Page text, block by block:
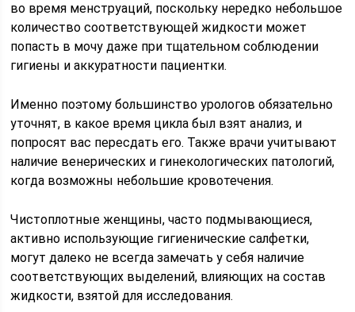
во время менструаций, поскольку нередко небольшое
количество соответствующей жидкости может
попасть в мочу даже при тщательном соблюдении
гигиены и аккуратности пациентки.
Именно поэтому большинство урологов обязательно
уточнят, в какое время цикла был взят анализ, и
попросят вас пересдать его. Также врачи учитывают
наличие венерических и гинекологических патологий,
когда возможны небольшие кровотечения.
Чистоплотные женщины, часто подмывающиеся,
активно использующие гигиенические салфетки,
могут далеко не всегда замечать у себя наличие
соответствующих выделений, влияющих на состав
жидкости, взятой для исследования.